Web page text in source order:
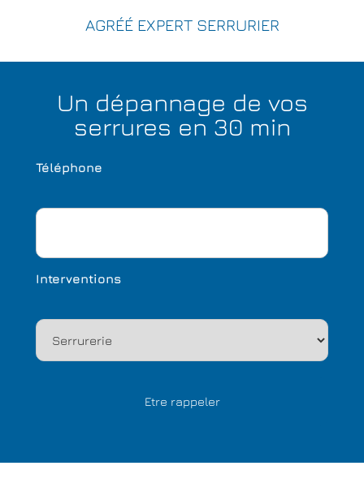
AGRÉÉ EXPERT SERRURIER
Un dépannage de vos
serrures en 30 min
Téléphone
Interventions